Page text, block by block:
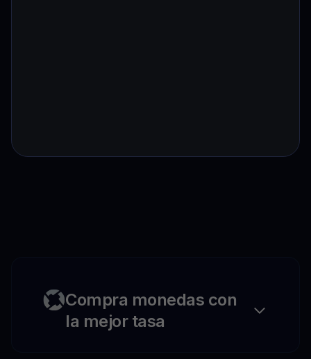
Compra monedas con
la mejor tasa